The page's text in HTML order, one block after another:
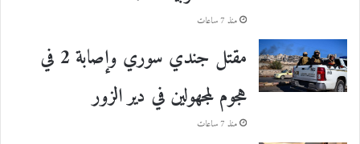
منذ 7 ساعات
مقتل جندي سوري وإصابة 2 في
هجوم لمجهولين في دير الزور
منذ 7 ساعات